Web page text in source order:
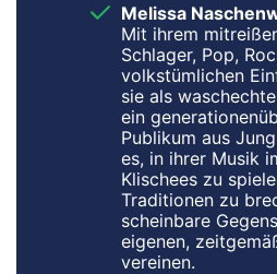
Melissa
Mit ihrem
Schlager, Pop,
volkstümlichen
sie als
ein
Publikum aus
es, in ihrer Musik
Klischees zu
Traditionen zu
scheinbare
eigenen,
vereinen.